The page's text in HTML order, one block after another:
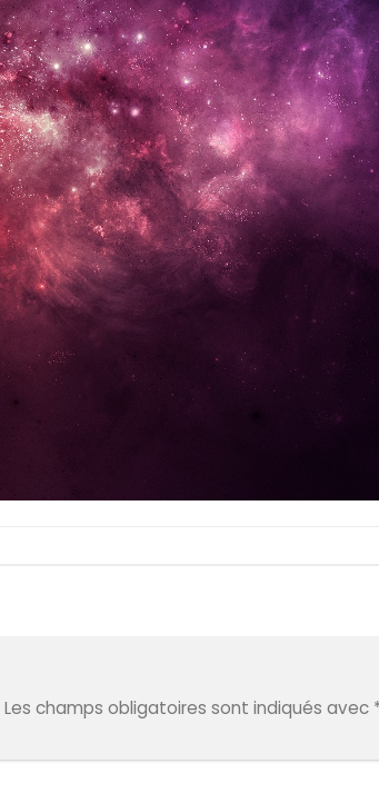
Les champs obligatoires sont indiqués avec